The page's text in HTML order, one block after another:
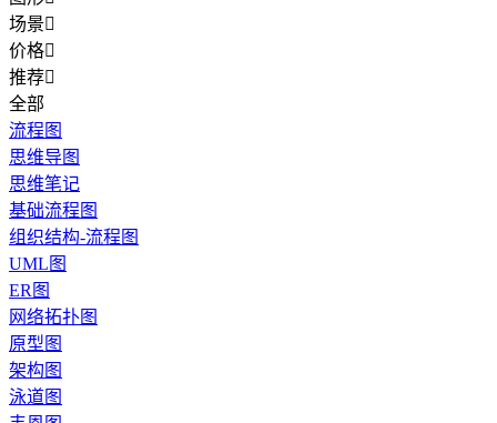
场景
价格
推荐
全部
流程图
思维导图
思维笔记
基础流程图
组织结构-流程图
UML图
ER图
网络拓扑图
原型图
架构图
泳道图